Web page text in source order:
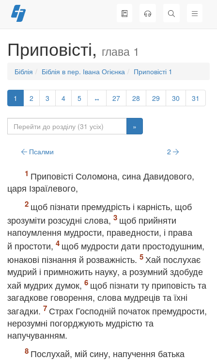
Перейти
до
Приповісті, глава 1
Біблія Біблія в пер. Івана Огієнка Приповісті 1
1 2 3 4 5 ↔ 27 28 29 30 31
»
Псалми 2
Приповісті Соломона, сина Давидового,
царя Ізраїлевого,
щоб пізнати премудрість і карність, щоб
зрозуміти розсудні слова,
щоб прийняти
напоумлення мудрости, праведности, і права
й простоти,
щоб мудрости дати простодушним,
юнакові пізнання й розважність.
Хай послухає
мудрий і примножить науку, а розумний здобуде
хай мудрих думок,
щоб пізнати ту приповість та
загадкове говорення, слова мудреців та їхні
загадки.
Страх Господній початок премудрости,
нерозумні погорджують мудрістю та
напучуванням.
Послухай, мій сину, напучення батька